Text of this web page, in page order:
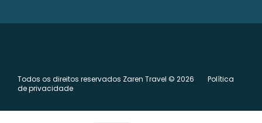
Todos os direitos reservados Zaren Travel © 2026
Política
de privacidade